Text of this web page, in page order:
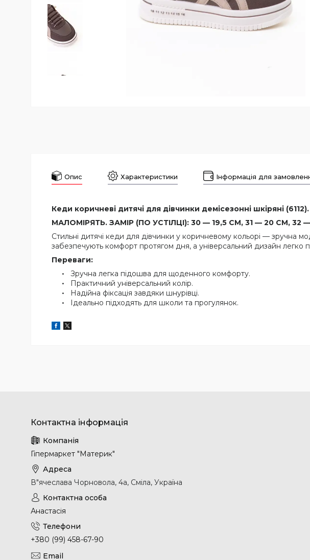
Опис Характеристики Інформація для
Кеди коричневі дитячі для дівчинки демісезонні шкіряні (6112).
МАЛОМІРЯТЬ. ЗАМІР (ПО УСТІЛЦІ): 30 — 19,5 СМ, 31 — 20 СМ, 32
Стильні дитячі кеди для дівчинки у коричневому кольорі — зручна
забезпечують комфорт протягом дня, а універсальний дизайн легко
Переваги:
Зручна легка підошва для щоденного комфорту.
Практичний універсальний колір.
Надійна фіксація завдяки шнурівці.
Ідеально підходять для школи та прогулянок.
Гіпермаркет "Материк"
В"ячеслава Чорновола, 4а, Сміла, Україна
Анастасія
+380 (99) 458-67-90